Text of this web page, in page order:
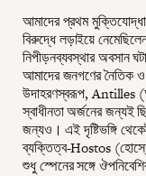
আমাদের প্রথম
বিরুদ্ধে লড়াইয়ে
নিপীড়নব্যবস্থার অবসান
আমাদের জনগণের নৈতিক
উদাহরণস্বরূপ, Antilles
স্বাধীনতা অর্জনের জন্যই
জন্যও। এই দৃষ্টিভঙ্গি
ব্যক্তিত্ব-Hostos
শুধু স্পেনের সঙ্গে